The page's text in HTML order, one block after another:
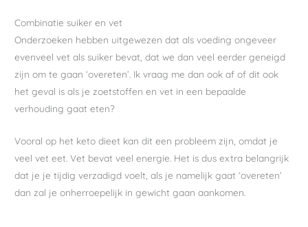
Combinatie suiker en vet
Onderzoeken hebben uitgewezen dat als voeding ongeveer
evenveel vet als suiker bevat, dat we dan veel eerder geneigd
zijn om te gaan ‘overeten’. Ik vraag me dan ook af of dit ook
het geval is als je zoetstoffen en vet in een bepaalde
verhouding gaat eten?
Vooral op het keto dieet kan dit een probleem zijn, omdat je
veel vet eet. Vet bevat veel energie. Het is dus extra belangrijk
dat je je tijdig verzadigd voelt, als je namelijk gaat ‘overeten’
dan zal je onherroepelijk in gewicht gaan aankomen.